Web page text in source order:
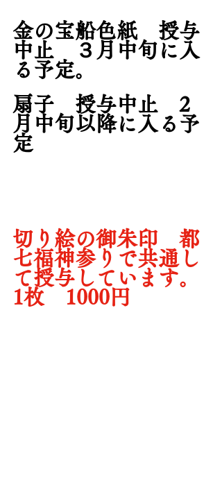
金の宝船色紙　授与
中止　３月中旬に入
る予定。
扇子　授与中止　2
月中旬以降に入る予
定
切り絵の御朱印　都
七福神参りで共通し
て授与しています。
1枚　1000円